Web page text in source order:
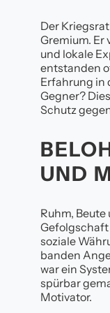
Der
Gremium. Er
und lokale
entstanden
Erfahrung in
Gegner?
Schutz
UND
Ruhm,
Gefolgschaft
soziale
banden
war ein
spürbar
Motivator.